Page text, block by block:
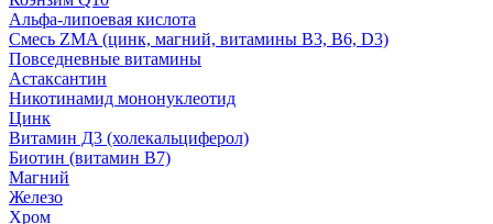
Альфа-липоевая кислота
Смесь ZMA (цинк, магний, витамины B3, B6, D3)
Повседневные витамины
Астаксантин
Никотинамид мононуклеотид
Цинк
Витамин Д3 (холекальциферол)
Биотин (витамин B7)
Магний
Железо
Хром